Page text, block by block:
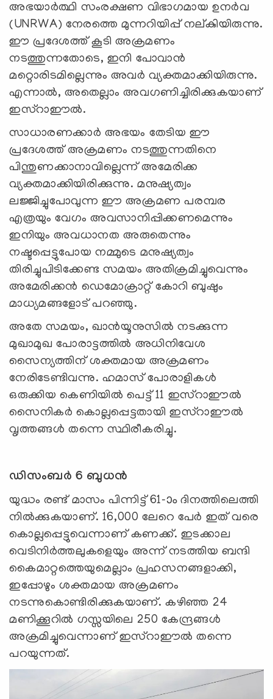
അഭയാര്‍ത്ഥി സംരക്ഷണ വിഭാഗമായ ഉനര്‍വ
(UNRWA) നേരത്തെ മുന്നറിയിപ്പ് നല്കുിയിരുന്നു.
ഈ പ്രദേശത്ത് കൂടി അക്രമണം
നടത്തുന്നതോടെ, ഇനി പോവാന്‍
മറ്റൊരിടമില്ലെന്നും അവര്‍ വ്യക്തമാക്കിയിരുന്നു.
എന്നാല്‍, അതെല്ലാം അവഗണിച്ചിരിക്കുകയാണ്
ഇസ്റാഈല്‍.
സാധാരണക്കാര്‍ അഭയം തേടിയ ഈ
പ്രദേശത്ത് അക്രമണം നടത്തുന്നതിനെ
പിന്തുണക്കാനാവില്ലെന്ന് അമേരിക്ക
വ്യക്തമാക്കിയിരിക്കുന്നു. മനുഷ്യത്വം
ലജ്ജിച്ചുപോവുന്ന ഈ അക്രമണ പരമ്പര
എത്രയും വേഗം അവസാനിപ്പിക്കണമെന്നും
ഇനിയും അവധാനത അരുതെന്നും
നഷ്ടപ്പെട്ടുപോയ നമ്മുടെ മനുഷ്യത്വം
തിരിച്ചുപിടിക്കേണ്ട സമയം അതിക്രമിച്ചുവെന്നും
അമേരിക്കന്‍ ഡെമോക്രാറ്റ് കോറി ബുഷും
മാധ്യമങ്ങളോട് പറഞ്ഞു.
അതേ സമയം, ഖാന്‍യൂനുസില്‍ നടക്കുന്ന
മുഖാമുഖ പോരാട്ടത്തില്‍ അധിനിവേശ
സൈന്യത്തിന് ശക്തമായ അക്രമണം
നേരിടേണ്ടിവന്നു. ഹമാസ് പോരാളികള്‍
ഒരുക്കിയ കെണിയില്‍ പെട്ട് 11 ഇസ്റാഈല്‍
സൈനികര്‍ കൊല്ലപ്പെട്ടതായി ഇസ്റാഈല്‍
വൃത്തങ്ങള്‍ തന്നെ സ്ഥിരീകരിച്ചു.
ഡിസംബർ 6 ബുധൻ
യുദ്ധം രണ്ട് മാസം പിന്നിട്ട് 61-ാം ദിനത്തിലെത്തി
നില്‍ക്കുകയാണ്. 16,000 ലേറെ പേര്‍ ഇത് വരെ
കൊല്ലപ്പെട്ടുവെന്നാണ് കണക്ക്. ഇടക്കാല
വെടിനിര്‍ത്തലുകളെയും അന്ന് നടത്തിയ ബന്ദി
കൈമാറ്റത്തെയുമെല്ലാം പ്രഹസനങ്ങളാക്കി,
ഇപ്പോഴും ശക്തമായ അക്രമണം
നടന്നുകൊണ്ടിരിക്കുകയാണ്. കഴിഞ്ഞ 24
മണിക്കൂറില്‍ ഗസ്സയിലെ 250 കേന്ദ്രങ്ങള്‍
അക്രമിച്ചുവെന്നാണ് ഇസ്റാഈല്‍ തന്നെ
പറയുന്നത്.